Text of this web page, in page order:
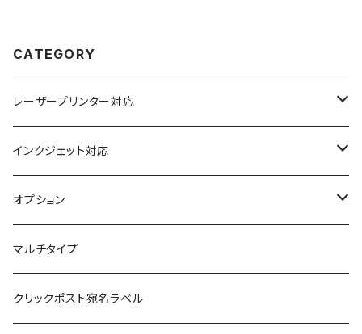
CATEGORY
レーザープリンター対応
上質紙
アート紙
光沢紙
耐水フィルム
インクジェット対応
コート紙
光沢紙
和紙
オプション
簡易印刷
マルチタイプ
クリックポスト宛名ラベル